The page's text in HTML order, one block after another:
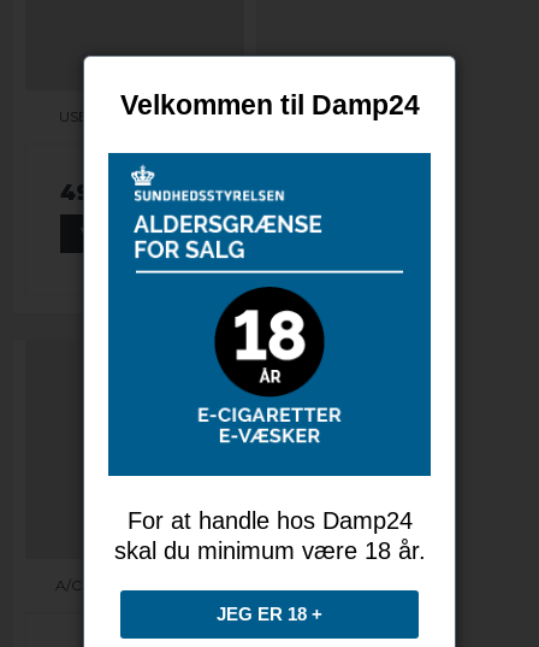
USB-kabel til startsæt
49,00 DKK
VIS PRODUKT
A/C lader til USB-Kabel
Velkommen til Damp24
For at handle hos Damp24
skal du minimum være 18 år.
JEG ER 18 +